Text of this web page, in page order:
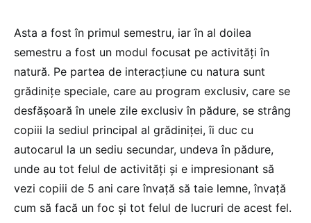
Asta a fost în primul semestru, iar în al doilea
semestru a fost un modul focusat pe activități în
natură. Pe partea de interacțiune cu natura sunt
grădinițe speciale, care au program exclusiv, care se
desfășoară în unele zile exclusiv în pădure, se strâng
copiii la sediul principal al grădiniței, îi duc cu
autocarul la un sediu secundar, undeva în pădure,
unde au tot felul de activități și e impresionant să
vezi copiii de 5 ani care învață să taie lemne, învață
cum să facă un foc și tot felul de lucruri de acest fel.